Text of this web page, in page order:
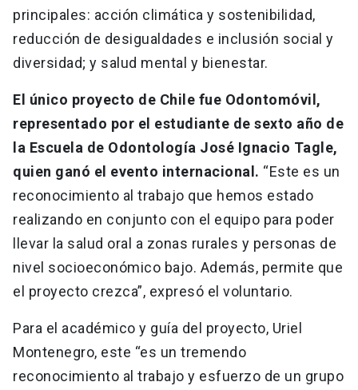
principales: acción climática y sostenibilidad,
reducción de desigualdades e inclusión social y
diversidad; y salud mental y bienestar.
El único proyecto de Chile fue Odontomóvil,
representado por el estudiante de sexto año de
la Escuela de Odontología José Ignacio Tagle,
quien ganó el evento internacional. “Este es un
reconocimiento al trabajo que hemos estado
realizando en conjunto con el equipo para poder
llevar la salud oral a zonas rurales y personas de
nivel socioeconómico bajo. Además, permite que
el proyecto crezca”, expresó el voluntario.
Para el académico y guía del proyecto, Uriel
Montenegro, este “es un tremendo
reconocimiento al trabajo y esfuerzo de un grupo